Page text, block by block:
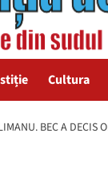
Cultura
BEC A